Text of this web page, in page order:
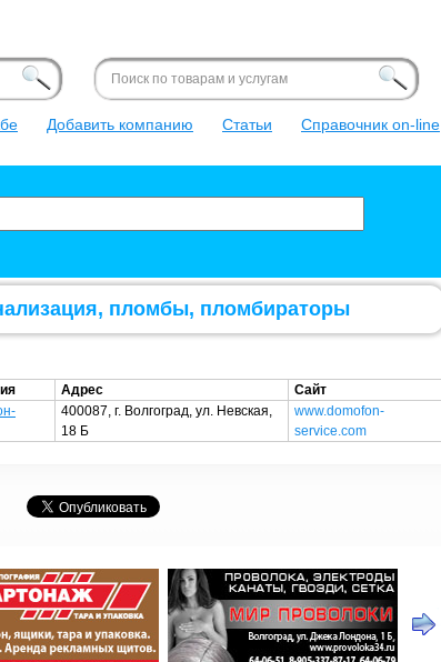
Форма поиска
Search for
Search this site
Добавить компанию Статьи Справочник on-line
пломбы, пломбираторы
Адрес
Сайт
400087, г. Волгоград, ул. Невская,
18 Б
www.domofon-
service.com